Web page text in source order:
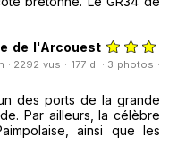
de l'Arcouest
2292 vus · 177 dl · 3 photos ·
des ports de la grande
Par ailleurs, la célèbre
ainsi que les